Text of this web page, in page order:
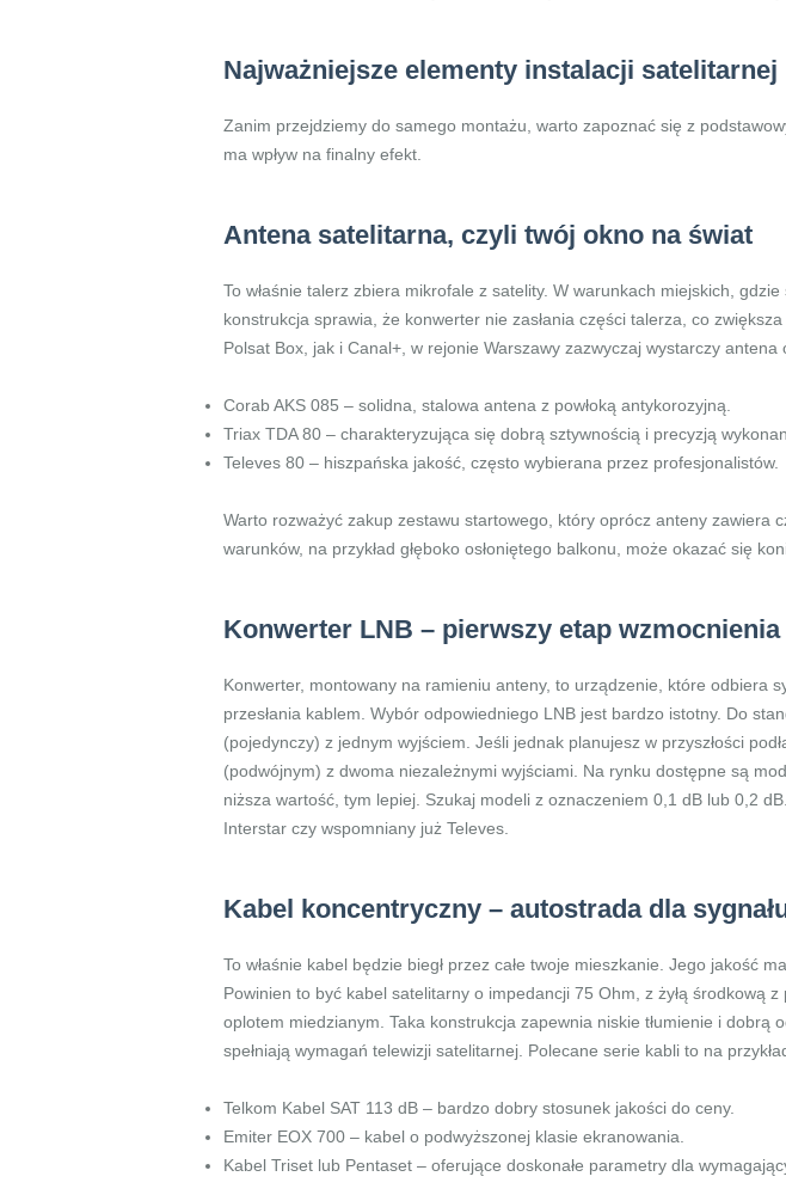
Najważniejsze elementy instalacji satelitarnej
Zanim przejdziemy do samego montażu, warto zapoznać się z
ma wpływ na finalny efekt.
Antena satelitarna, czyli twój okno na świat
To właśnie talerz zbiera mikrofale z satelity. W warunkach miejskich,
konstrukcja sprawia, że konwerter nie zasłania części talerza, co
Polsat Box, jak i Canal+, w rejonie Warszawy zazwyczaj wystarczy
Corab AKS 085 – solidna, stalowa antena z powłoką antykorozyjną.
Triax TDA 80 – charakteryzująca się dobrą sztywnością i precyzją
Televes 80 – hiszpańska jakość, często wybierana przez profesjonalistów.
Warto rozważyć zakup zestawu startowego, który oprócz anteny
warunków, na przykład głęboko osłoniętego balkonu, może okazać się
Konwerter LNB – pierwszy etap wzmocnienia
Konwerter, montowany na ramieniu anteny, to urządzenie, które odbiera
przesłania kablem. Wybór odpowiedniego LNB jest bardzo istotny. Do
(pojedynczy) z jednym wyjściem. Jeśli jednak planujesz w przyszłości
(podwójnym) z dwoma niezależnymi wyjściami. Na rynku dostępne są
niższa wartość, tym lepiej. Szukaj modeli z oznaczeniem 0,1 dB lub 0,2
Interstar czy wspomniany już Televes.
Kabel koncentryczny – autostrada dla
To właśnie kabel będzie biegł przez całe twoje mieszkanie. Jego jakość
Powinien to być kabel satelitarny o impedancji 75 Ohm, z żyłą środkową
oplotem miedzianym. Taka konstrukcja zapewnia niskie tłumienie i
spełniają wymagań telewizji satelitarnej. Polecane serie kabli to na
Telkom Kabel SAT 113 dB – bardzo dobry stosunek jakości do ceny.
Emiter EOX 700 – kabel o podwyższonej klasie ekranowania.
Kabel Triset lub Pentaset – oferujące doskonałe parametry dla